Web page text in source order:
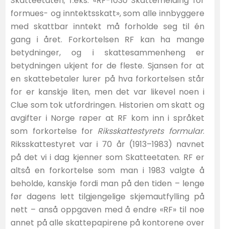
formues- og inntektsskatt», som alle innbyggere
med skattbar inntekt må forholde seg til én
gang i året. Forkortelsen RF kan ha mange
betydninger, og i skattesammenheng er
betydningen ukjent for de fleste. Sjansen for at
en skattebetaler lurer på hva forkortelsen står
for er kanskje liten, men det var likevel noen i
Clue som tok utfordringen. Historien om skatt og
avgifter i Norge røper at RF kom inn i språket
som forkortelse for Riksskattestyrets formular.
Riksskattestyret var i 70 år (1913–1983) navnet
på det vi i dag kjenner som Skatteetaten. RF er
altså en forkortelse som man i 1983 valgte å
beholde, kanskje fordi man på den tiden – lenge
før dagens lett tilgjengelige skjemautfylling på
nett – anså oppgaven med å endre «RF» til noe
annet på alle skattepapirene på kontorene over